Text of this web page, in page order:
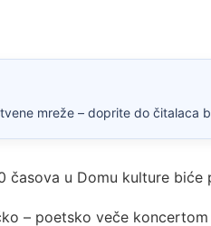
mreže – doprite do čitalaca
časova u Domu kulture
– poetsko veče